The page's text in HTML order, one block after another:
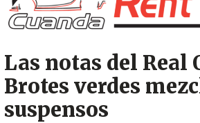
Las notas del Real
Brotes verdes
suspensos